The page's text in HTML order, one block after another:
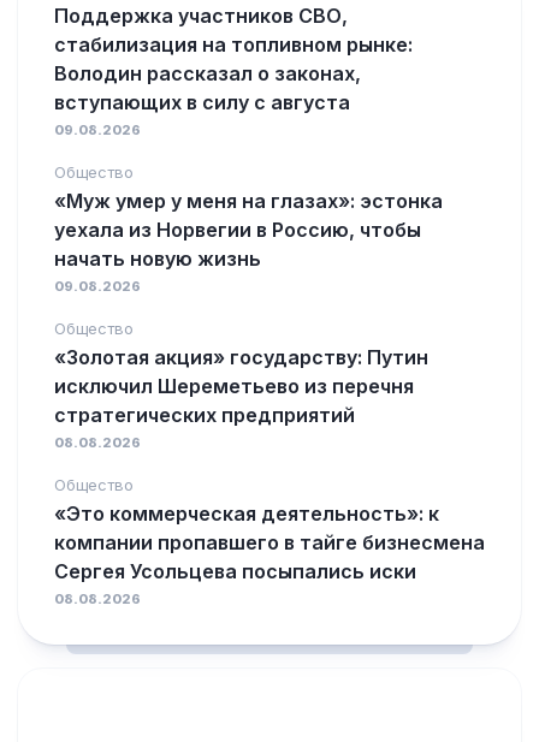
Поддержка участников СВО,
стабилизация на топливном рынке:
Володин рассказал о законах,
вступающих в силу с августа
09.08.2026
Общество
«Муж умер у меня на глазах»: эстонка
уехала из Норвегии в Россию, чтобы
начать новую жизнь
09.08.2026
Общество
«Золотая акция» государству: Путин
исключил Шереметьево из перечня
стратегических предприятий
08.08.2026
Общество
«Это коммерческая деятельность»: к
компании пропавшего в тайге бизнесмена
Сергея Усольцева посыпались иски
08.08.2026